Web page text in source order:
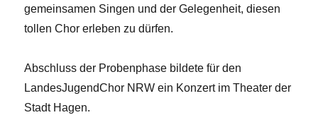
gemeinsamen Singen und der Gelegenheit, diesen
tollen Chor erleben zu dürfen.
Abschluss der Probenphase bildete für den
LandesJugendChor NRW ein Konzert im Theater der
Stadt Hagen.